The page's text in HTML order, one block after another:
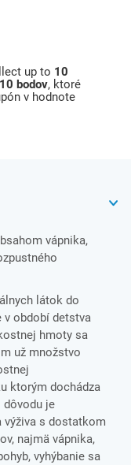
up to 10
10 bodov, ktoré
v hodnote
vápnika,
látok do
období detstva
hmoty sa
už množstvo
ktorým dochádza
dôvodu je
výživa s dostatkom
najmä vápnika,
vyhýbanie sa